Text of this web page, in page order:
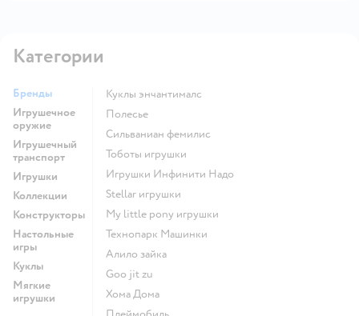
Категории
Бренды
Игрушечное
оружие
Игрушечный
транспорт
Игрушки
Коллекции
Конструкторы
Настольные
игры
Куклы
Мягкие
игрушки
Куклы энчантималс
Полесье
Сильваниан фемилис
Тоботы игрушки
Игрушки Инфинити Надо
Stellar игрушки
my little pony игрушки
Технопарк Машинки
Алило зайка
Goo jit zu
Хома Дома